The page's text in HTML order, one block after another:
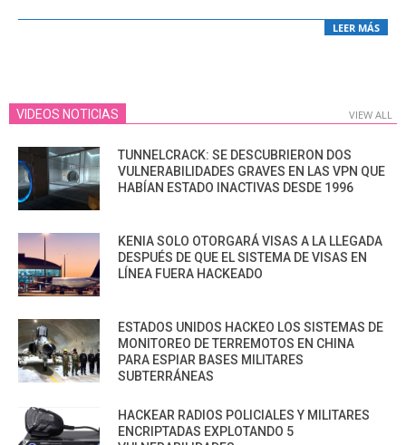
LEER MÁS
VIDEOS NOTICIAS VIEW ALL
TUNNELCRACK: SE DESCUBRIERON DOS
VULNERABILIDADES GRAVES EN LAS VPN QUE
HABÍAN ESTADO INACTIVAS DESDE 1996
KENIA SOLO OTORGARÁ VISAS A LA LLEGADA
DESPUÉS DE QUE EL SISTEMA DE VISAS EN
LÍNEA FUERA HACKEADO
ESTADOS UNIDOS HACKEO LOS SISTEMAS DE
MONITOREO DE TERREMOTOS EN CHINA
PARA ESPIAR BASES MILITARES
SUBTERRÁNEAS
HACKEAR RADIOS POLICIALES Y MILITARES
ENCRIPTADAS EXPLOTANDO 5